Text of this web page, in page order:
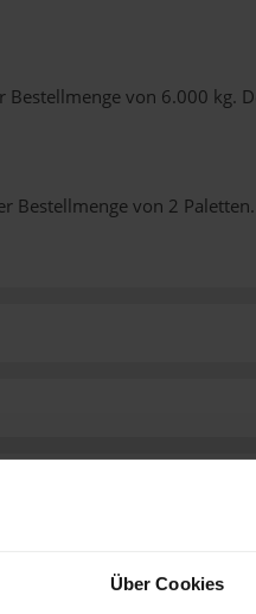
Über Cookies
Bestellmenge von 6.000 kg.
Bestellmenge von 2